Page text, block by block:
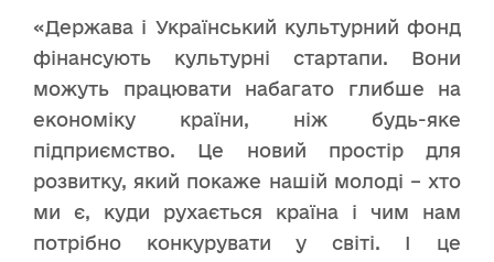
«Держава і Український культурний фонд
фінансують культурні стартапи. Вони
можуть працювати набагато глибше на
економіку країни, ніж будь-яке
підприємство. Це новий простір для
розвитку, який покаже нашій молоді – хто
ми є, куди рухається країна і чим нам
потрібно конкурувати у світі. І це